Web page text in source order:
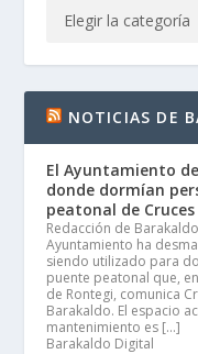
NOTICIAS DE
El Ayuntamiento
donde dormían
peatonal de
Redacción de
Ayuntamiento ha
siendo utilizado para
puente peatonal que,
de Rontegi, comunica
Barakaldo. El espacio
mantenimiento es […]
Barakaldo Digital